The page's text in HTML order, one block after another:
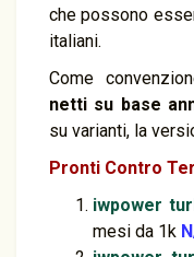
che possono
italiani.
Come
netti su base
su varianti, la
Pronti Contro
iwpower
mesi da 1k